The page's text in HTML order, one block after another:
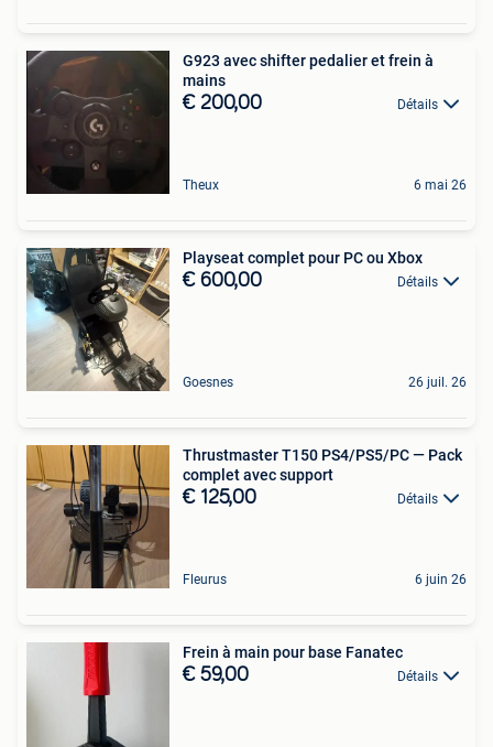
G923 avec shifter pedalier et frein à
mains
€ 200,00 Détails
Theux 6 mai 26
Playseat complet pour PC ou Xbox
€ 600,00 Détails
Goesnes 26 juil. 26
Thrustmaster T150 PS4/PS5/PC — Pack
complet avec support
€ 125,00 Détails
Fleurus 6 juin 26
Frein à main pour base Fanatec
€ 59,00 Détails